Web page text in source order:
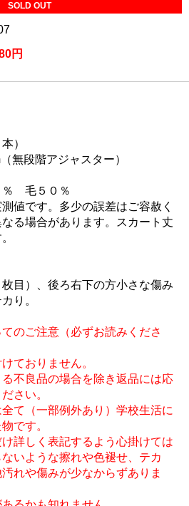
SOLD OUT
円
）
無段階アジャスター）
％ 毛５０％
値です。多少の誤差はご容赦く
る場合があります。スカート丈
目）、後ろ右下の方小さな傷み
り。
のご注意（必ずお読みくださ
ておりません。
不良品の場合を除き返品には応
さい。
て（一部例外あり）学校生活に
です。
詳しく表記するよう心掛けては
いような擦れや色褪せ、テカ
れや傷みが少なからずありま